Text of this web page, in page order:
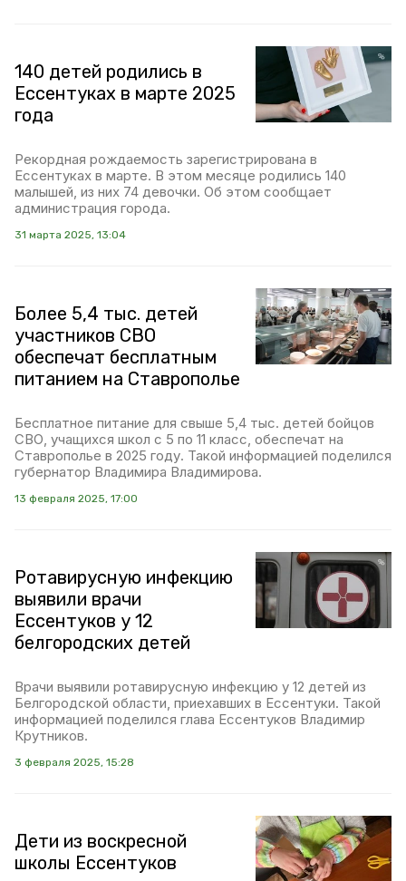
140 детей родились в
Ессентуках в марте 2025
года
Рекордная рождаемость зарегистрирована в
Ессентуках в марте. В этом месяце родились 140
малышей, из них 74 девочки. Об этом сообщает
администрация города.
31 марта 2025, 13:04
Более 5,4 тыс. детей
участников СВО
обеспечат бесплатным
питанием на Ставрополье
Бесплатное питание для свыше 5,4 тыс. детей бойцов
СВО, учащихся школ с 5 по 11 класс, обеспечат на
Ставрополье в 2025 году. Такой информацией поделился
губернатор Владимира Владимирова.
13 февраля 2025, 17:00
Ротавирусную инфекцию
выявили врачи
Ессентуков у 12
белгородских детей
Врачи выявили ротавирусную инфекцию у 12 детей из
Белгородской области, приехавших в Ессентуки. Такой
информацией поделился глава Ессентуков Владимир
Крутников.
3 февраля 2025, 15:28
Дети из воскресной
школы Ессентуков